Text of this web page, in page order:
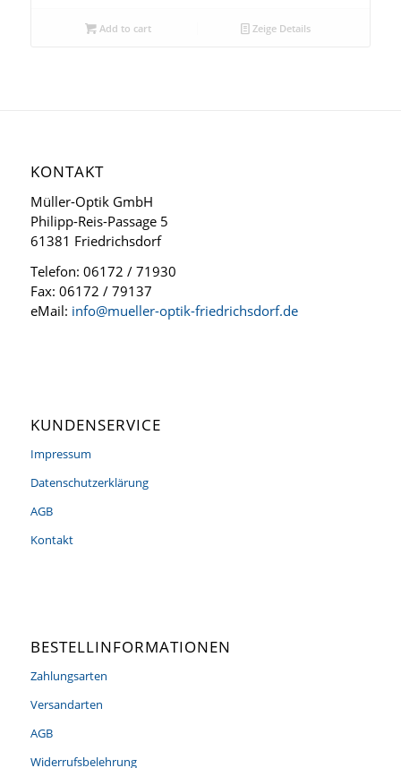
Add to cart Zeige Details
KONTAKT
Müller-Optik GmbH
Philipp-Reis-Passage 5
61381 Friedrichsdorf
Telefon: 06172 / 71930
Fax: 06172 / 79137
eMail: info@mueller-optik-friedrichsdorf.de
KUNDENSERVICE
Impressum
Datenschutzerklärung
AGB
Kontakt
BESTELLINFORMATIONEN
Zahlungsarten
Versandarten
AGB
Widerrufsbelehrung